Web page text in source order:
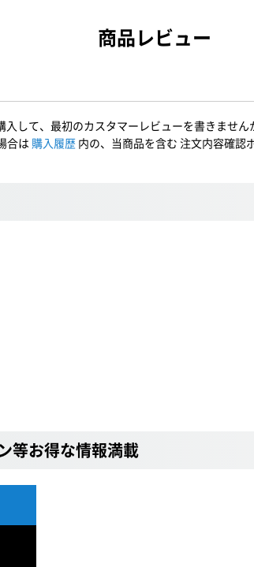
商品レビュー
して、最初のカスタマーレビューを書きません
合は 購入履歴 内の、当商品を含む 注文内容確認
等お得な情報満載